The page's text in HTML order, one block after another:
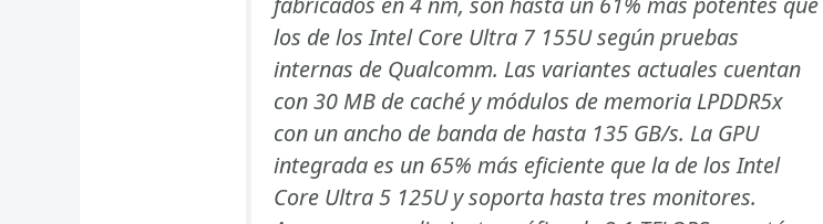
los de los Intel Core Ultra 7 155U según pruebas
internas de Qualcomm. Las variantes actuales cuentan
con 30 MB de caché y módulos de memoria LPDDR5x
con un ancho de banda de hasta 135 GB/s. La GPU
integrada es un 65% más eficiente que la de los Intel
Core Ultra 5 125U y soporta hasta tres monitores.